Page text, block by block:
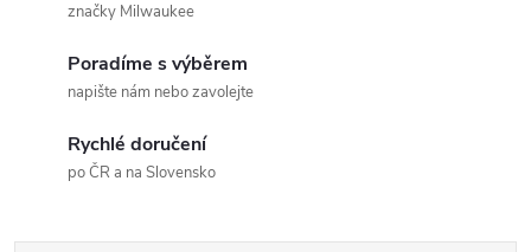
značky Milwaukee
Poradíme s výběrem
napište nám nebo zavolejte
Rychlé doručení
po ČR a na Slovensko